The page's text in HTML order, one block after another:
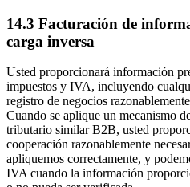
14.3 Facturación de
carga inversa
Usted proporcionará información
impuestos y IVA, incluyendo
registro de negocios
Cuando se aplique un mecanismo
tributario similar B2B, usted
cooperación razonablemente
apliquemos correctamente, y
IVA cuando la información